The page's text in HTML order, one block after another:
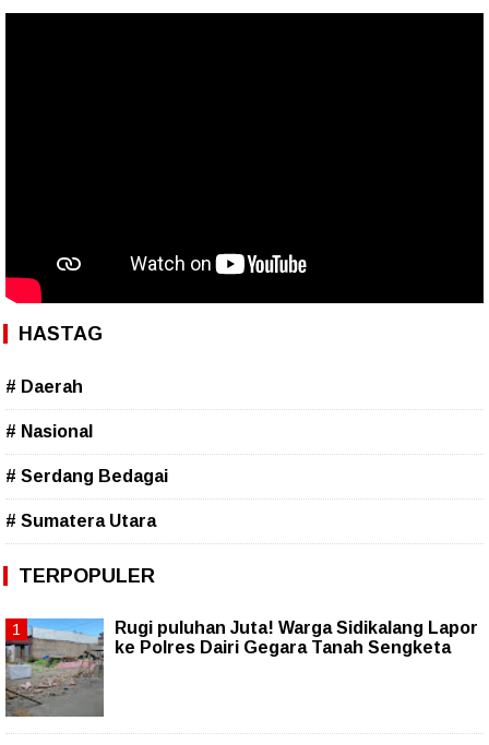
HASTAG
# Daerah
# Nasional
# Serdang Bedagai
# Sumatera Utara
TERPOPULER
Rugi puluhan Juta! Warga Sidikalang Lapor
ke Polres Dairi Gegara Tanah Sengketa